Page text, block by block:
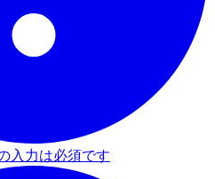
入力は必須です